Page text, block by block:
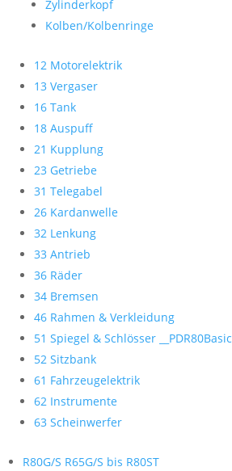
Zylinderkopf
Kolben/Kolbenringe
12 Motorelektrik
13 Vergaser
16 Tank
18 Auspuff
21 Kupplung
23 Getriebe
31 Telegabel
26 Kardanwelle
32 Lenkung
33 Antrieb
36 Räder
34 Bremsen
46 Rahmen & Verkleidung
51 Spiegel & Schlösser __PDR80Basic
52 Sitzbank
61 Fahrzeugelektrik
62 Instrumente
63 Scheinwerfer
R80G/S R65G/S bis R80ST